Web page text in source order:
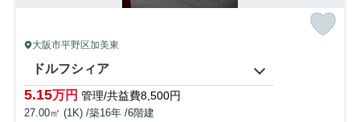
大阪市平野区加美東
ドルフシィア
5.15万円 管理/共益費8,500円
27.00㎡ (1K) /築16年 /6階建